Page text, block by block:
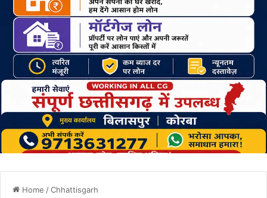
Home /Chhattisgarh